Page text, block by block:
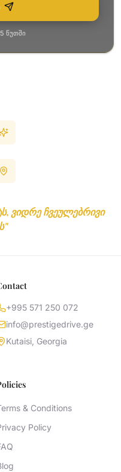
წუთში
ვიდრე ჩვეულებრივი
+995 571 250 072
info@prestigedrive.ge
Kutaisi, Georgia
& Conditions
Policy